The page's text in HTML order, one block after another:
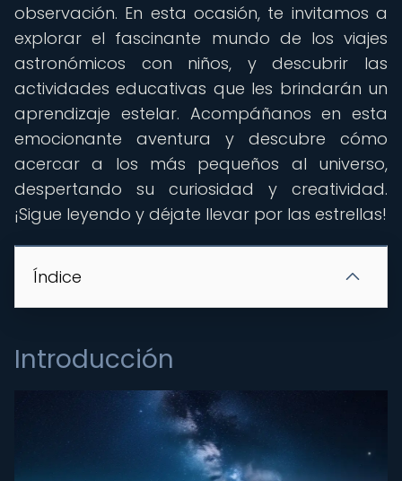
observación. En esta ocasión, te invitamos a
explorar el fascinante mundo de los viajes
astronómicos con niños, y descubrir las
actividades educativas que les brindarán un
aprendizaje estelar. Acompáñanos en esta
emocionante aventura y descubre cómo
acercar a los más pequeños al universo,
despertando su curiosidad y creatividad.
¡Sigue leyendo y déjate llevar por las estrellas!
Índice
Introducción